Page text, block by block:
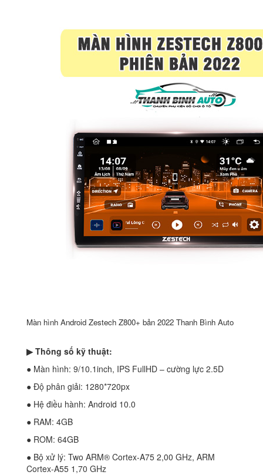
Màn hình Android Zestech Z800+ bản 2022 Thanh Bình Auto
▶ Thông số kỹ thuật:
● Màn hình: 9/10.1inch, IPS FullHD – cường lực 2.5D
● Độ phân giải: 1280*720px
● Hệ điều hành: Android 10.0
● RAM: 4GB
● ROM: 64GB
● Bộ xử lý: Two ARM® Cortex-A75 2,00 GHz, ARM
Cortex-A55 1,70 GHz